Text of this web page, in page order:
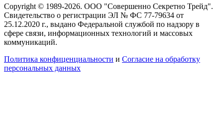
Copyright © 1989-2026. ООО "Совершенно Секретно Трейд".
Свидетельство о регистрации ЭЛ № ФС 77-79634 от
25.12.2020 г., выдано Федеральной службой по надзору в
сфере связи, информационных технологий и массовых
коммуникаций.
Политика конфиценциальности и Согласие на обработку
персональных данных